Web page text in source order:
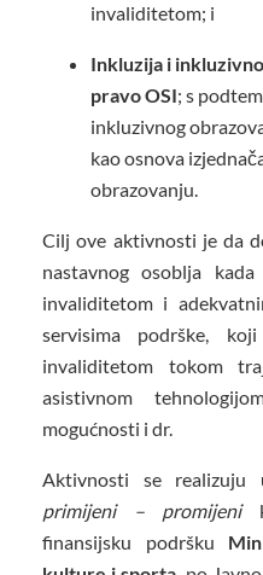
invaliditetom; i
Inkluzija i
pravo OSI; s
inkluzivnog
kao osnova
obrazovanju.
Cilj ove aktivnosti je da
nastavnog osoblja
invaliditetom i
servisima podrške,
invaliditetom tokom
asistivnom
mogućnosti i dr.
Aktivnosti se
primijeni – promijeni
finansijsku podršku